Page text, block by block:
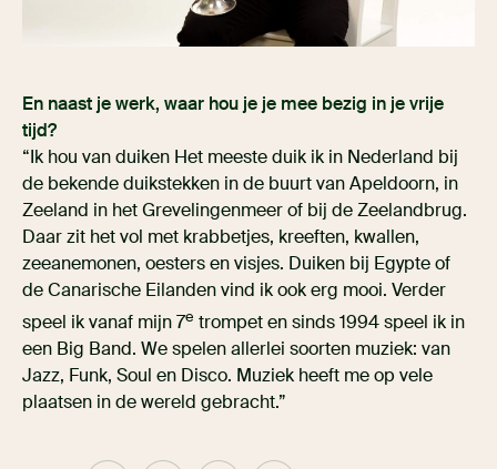
En naast je werk, waar hou je je mee bezig in je vrije
tijd?
“Ik hou van duiken Het meeste duik ik in Nederland bij
de bekende duikstekken in de buurt van Apeldoorn, in
Zeeland in het Grevelingenmeer of bij de Zeelandbrug.
Daar zit het vol met krabbetjes, kreeften, kwallen,
zeeanemonen, oesters en visjes. Duiken bij Egypte of
de Canarische Eilanden vind ik ook erg mooi. Verder
speel ik vanaf mijn 7e trompet en sinds 1994 speel ik in
een Big Band. We spelen allerlei soorten muziek: van
Jazz, Funk, Soul en Disco. Muziek heeft me op vele
plaatsen in de wereld gebracht.”